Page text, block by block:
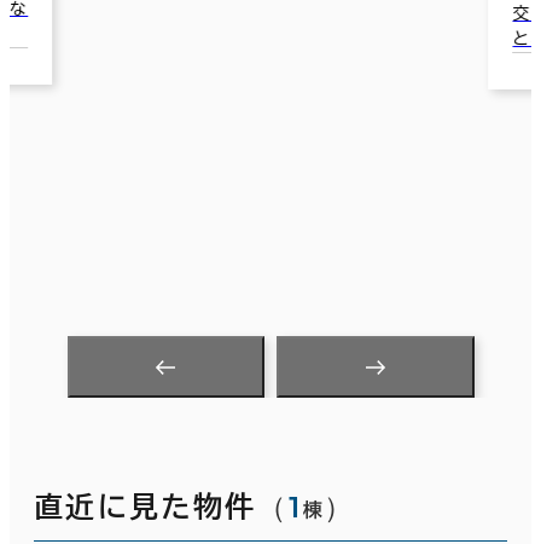
交通：横浜駅(横浜市営ブルーライン/みな
直近に見た物件 （1 棟 ）